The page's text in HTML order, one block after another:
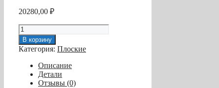
20280,00 ₽
Количество
товара
Лампа
плоская
люминесцентная
«Flat
В корзину
Категория: Плоские
Описание
Детали
Отзывы (0)